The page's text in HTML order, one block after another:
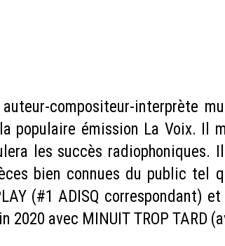
compositeur-interprète
populaire émission La Voix. Il
les succès
bien connues du public tel
(#1 ADISQ correspondant)
2020 avec MINUIT TROP TARD